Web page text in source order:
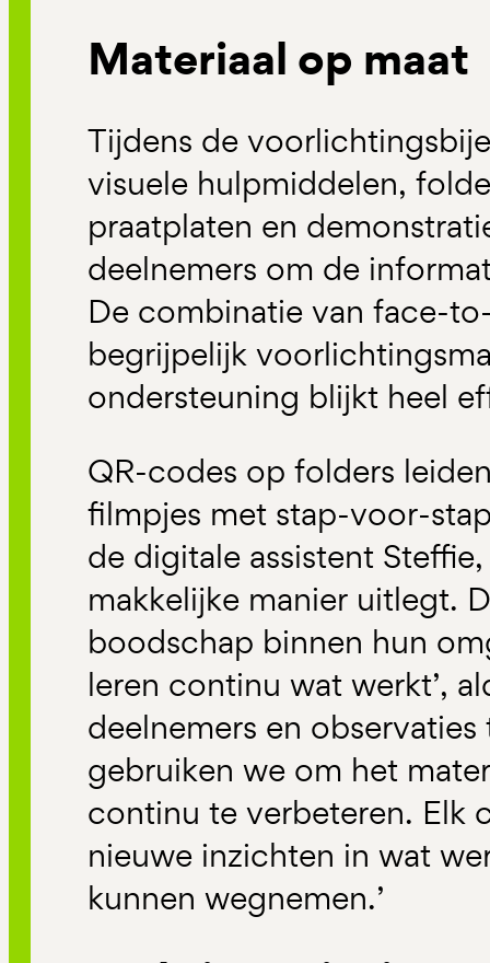
Materiaal op maat
Tijdens de
visuele hulpmiddelen,
praatplaten en
deelnemers om de
De combinatie van face-
begrijpelijk
ondersteuning blijkt heel
QR-codes op folders
filmpjes met stap-voor-
de digitale assistent
makkelijke manier uitlegt.
boodschap binnen hun
leren continu wat werkt’,
deelnemers en
gebruiken we om het
continu te verbeteren. Elk
nieuwe inzichten in wat
kunnen wegnemen.’